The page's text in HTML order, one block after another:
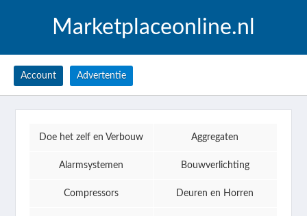
Marketplaceonline.nl
Account Advertentie
Doe het zelf en Verbouw Aggregaten
Alarmsystemen Bouwverlichting
Compressors Deuren en Horren